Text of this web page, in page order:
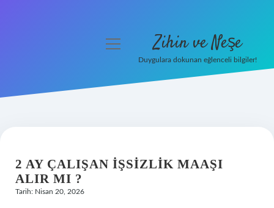
Hakkımızda
menüyü
Zihin ve Neşe
Duygulara dokunan eğlenceli bilgiler!
2 AY ÇALIŞAN IŞSIZLIK MAAŞI
ALIR MI ?
Tarih: Nisan 20, 2026